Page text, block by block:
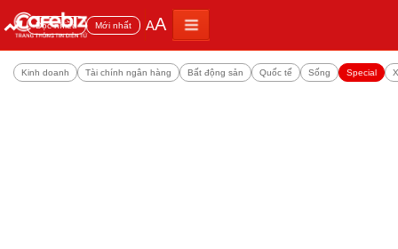
Đọc nhiều Mới nhất AA
Kinh doanh Tài chính ngân hàng Bất động sản Quốc tế Sống Special